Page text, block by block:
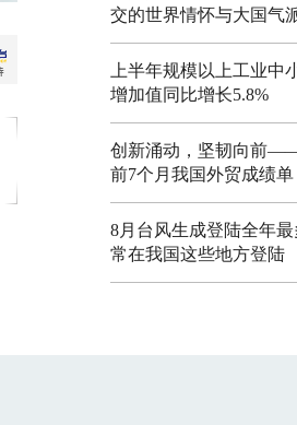
交的世界情怀与大国气
上半年规模以上工业中
增加值同比增长5.8%
创新涌动，坚韧向前
前7个月我国外贸成绩单
8月台风生成登陆全年
常在我国这些地方登陆